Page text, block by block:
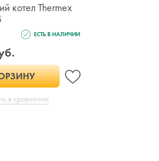
котел Thermex
ЕСТЬ В НАЛИЧИИ
в сравнение